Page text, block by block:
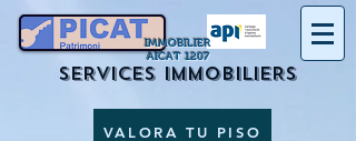
IMMOBILIER
AICAT 1207
SERVICES IMMOBILIERS
VALORA TU PISO